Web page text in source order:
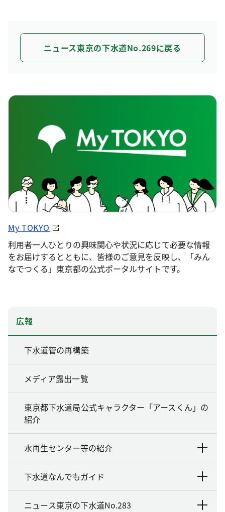
ニュース東京の下水道No.269に戻る
My TOKYO
利用者一人ひとりの興味関心や状況に応じて必要な情報
をお届けするとともに、皆様のご意見を反映し、「みん
なでつくる」東京都の公式ポータルサイトです。
広報
下水道管の再構築
メディア露出一覧
東京都下水道局公式キャラクター「アースくん」の
紹介
水再生センター等の紹介
下水道なんでもガイド
ニュース東京の下水道No.283